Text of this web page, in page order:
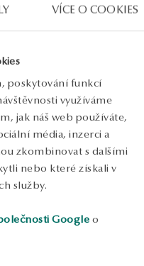
VÍCE O COOKIES
poskytování funkcí
využíváme
jak náš web používáte,
média, inzerci a
zkombinovat s dalšími
nebo které získali v
služby.
Google o
sklem - Mystery
SALE
SALE
SALE
DO -50%